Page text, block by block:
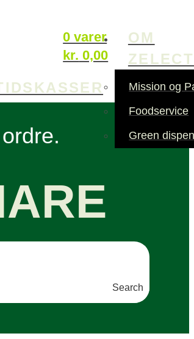
0 varer
kr. 0,00
OM
Mission og
Foodservice
Green
Search